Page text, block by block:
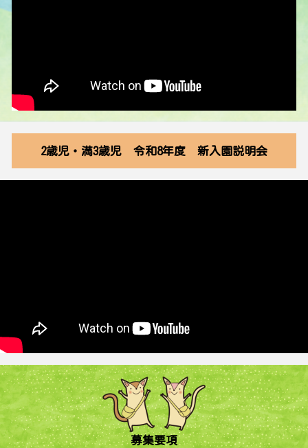
2歳児・満3歳児 令和8年度 新入園説明会
募集要項